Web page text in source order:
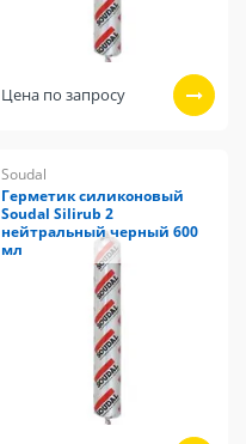
Цена по запросу
Soudal
Герметик силиконовый
Soudal Silirub 2
нейтральный черный 600
мл